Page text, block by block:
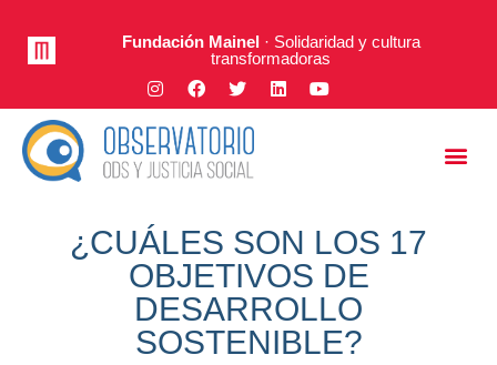
Fundación Mainel· Solidaridad y cultura
transformadoras
¿CUÁLES SON LOS 17
OBJETIVOS DE
DESARROLLO
SOSTENIBLE?